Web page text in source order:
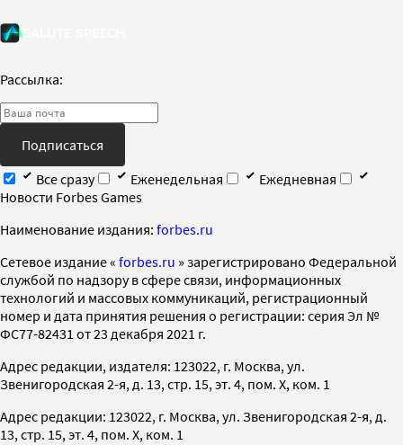
Рассылка:
Подписаться
Все сразу
Еженедельная
Ежедневная
Новости Forbes Games
Наименование издания: forbes.ru
Cетевое издание « forbes.ru » зарегистрировано Федеральной
службой по надзору в сфере связи, информационных
технологий и массовых коммуникаций, регистрационный
номер и дата принятия решения о регистрации: серия Эл №
ФС77-82431 от 23 декабря 2021 г.
Адрес редакции, издателя: 123022, г. Москва, ул.
Звенигородская 2-я, д. 13, стр. 15, эт. 4, пом. X, ком. 1
Адрес редакции: 123022, г. Москва, ул. Звенигородская 2-я, д.
13, стр. 15, эт. 4, пом. X, ком. 1